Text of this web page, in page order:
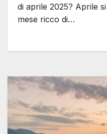
di aprile 2025? Aprile
mese ricco di…